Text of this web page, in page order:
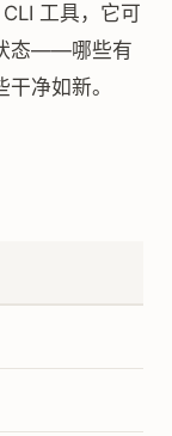
工具，它可
态——哪些有
净如新。